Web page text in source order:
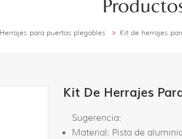
Herrajes para puertas plegables Kit de herrajes
Kit De Herrajes
Sugerencia:
Material: Pista de